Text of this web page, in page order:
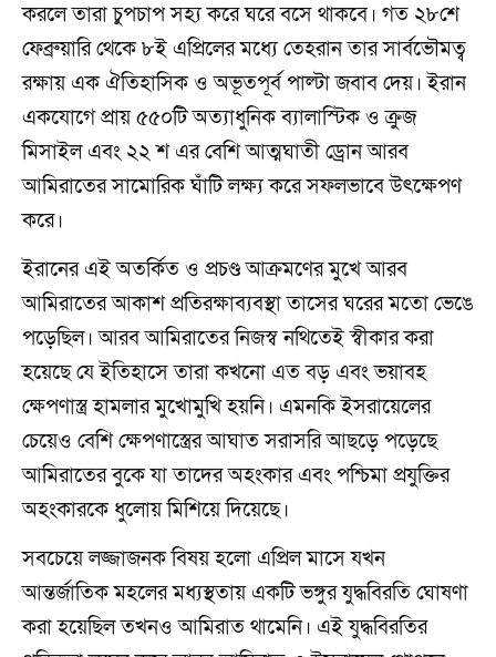
করলে তারা চুপচাপ সহ্য করে ঘরে বসে থাকবে। গত ২৮শে
ফেব্রুয়ারি থেকে ৮ই এপ্রিলের মধ্যে তেহরান তার সার্বভৌমত্ব
রক্ষায় এক ঐতিহাসিক ও অভূতপূর্ব পাল্টা জবাব দেয়। ইরান
একযোগে প্রায় ৫৫০টি অত্যাধুনিক ব্যালাস্টিক ও ক্রুজ
মিসাইল এবং ২২ শ এর বেশি আত্মঘাতী ড্রোন আরব
আমিরাতের সামোরিক ঘাঁটি লক্ষ্য করে সফলভাবে উৎক্ষেপণ
করে।
ইরানের এই অতর্কিত ও প্রচণ্ড আক্রমণের মুখে আরব
আমিরাতের আকাশ প্রতিরক্ষাব্যবস্থা তাসের ঘরের মতো ভেঙে
পড়েছিল। আরব আমিরাতের নিজস্ব নথিতেই স্বীকার করা
হয়েছে যে ইতিহাসে তারা কখনো এত বড় এবং ভয়াবহ
ক্ষেপণাস্ত্র হামলার মুখোমুখি হয়নি। এমনকি ইসরায়েলের
চেয়েও বেশি ক্ষেপণাস্ত্রের আঘাত সরাসরি আছড়ে পড়েছে
আমিরাতের বুকে যা তাদের অহংকার এবং পশ্চিমা প্রযুক্তির
অহংকারকে ধুলোয় মিশিয়ে দিয়েছে।
সবচেয়ে লজ্জাজনক বিষয় হলো এপ্রিল মাসে যখন
আন্তর্জাতিক মহলের মধ্যস্থতায় একটি ভঙ্গুর যুদ্ধবিরতি ঘোষণা
করা হয়েছিল তখনও আমিরাত থামেনি। এই যুদ্ধবিরতির